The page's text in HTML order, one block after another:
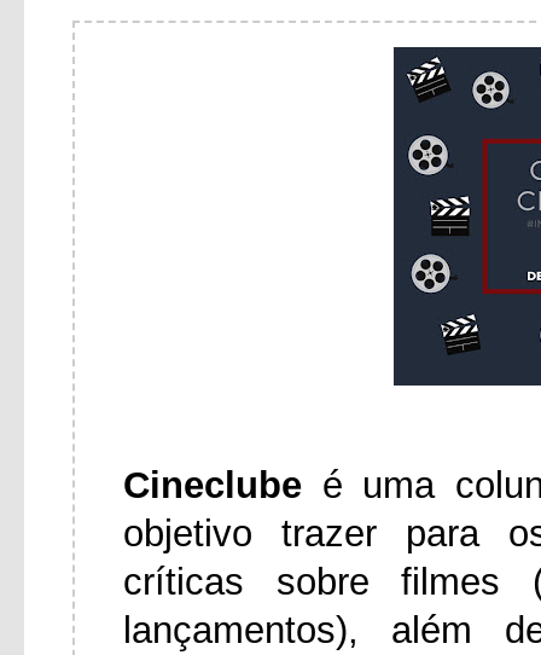
Cineclube é uma
objetivo trazer para
críticas sobre
lançamentos), além